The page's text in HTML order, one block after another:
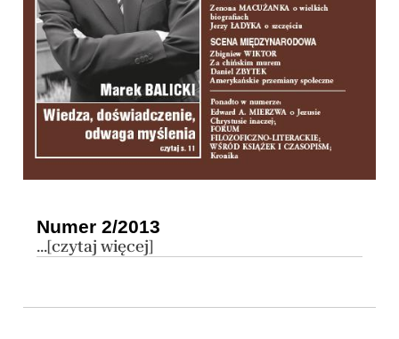
Numer 2/2013
...[czytaj więcej]